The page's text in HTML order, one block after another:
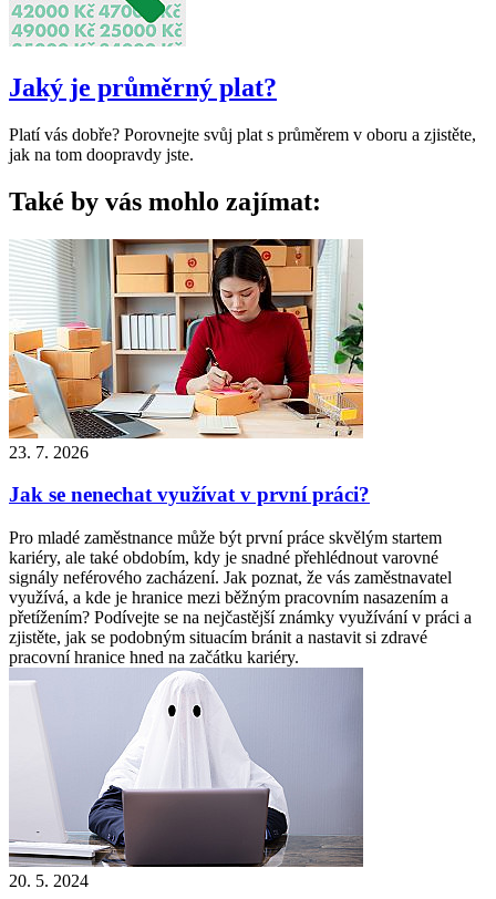
Jaký je průměrný plat?
Platí vás dobře? Porovnejte svůj plat s průměrem v oboru a zjistěte,
jak na tom doopravdy jste.
Také by vás mohlo zajímat:
23. 7. 2026
Jak se nenechat využívat v první práci?
Pro mladé zaměstnance může být první práce skvělým startem
kariéry, ale také obdobím, kdy je snadné přehlédnout varovné
signály neférového zacházení. Jak poznat, že vás zaměstnavatel
využívá, a kde je hranice mezi běžným pracovním nasazením a
přetížením? Podívejte se na nejčastější známky využívání v práci a
zjistěte, jak se podobným situacím bránit a nastavit si zdravé
pracovní hranice hned na začátku kariéry.
20. 5. 2024